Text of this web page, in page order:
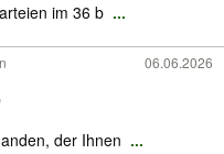
im 36 b ...
06.06.2026
der Ihnen ...